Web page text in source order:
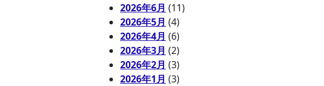
2026年6月 (11)
2026年5月 (4)
2026年4月 (6)
2026年3月 (2)
2026年2月 (3)
2026年1月 (3)